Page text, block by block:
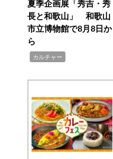
夏季企画展「秀吉・秀
長と和歌山」 和歌山
市立博物館で8月8日か
ら
カルチャー